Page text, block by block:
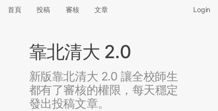
首頁 投稿 審核 文章 Login
靠北清大 2.0
新版靠北清大 2.0 讓全校師生
都有了審核的權限，每天穩定
發出投稿文章。